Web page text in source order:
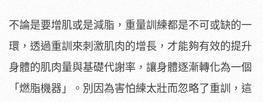
不論是要增肌或是減脂，重量訓練都是不可或缺的一
環，透過重訓來刺激肌肉的增長，才能夠有效的提升
身體的肌肉量與基礎代謝率，讓身體逐漸轉化為一個
「燃脂機器」。別因為害怕練太壯而忽略了重訓，這